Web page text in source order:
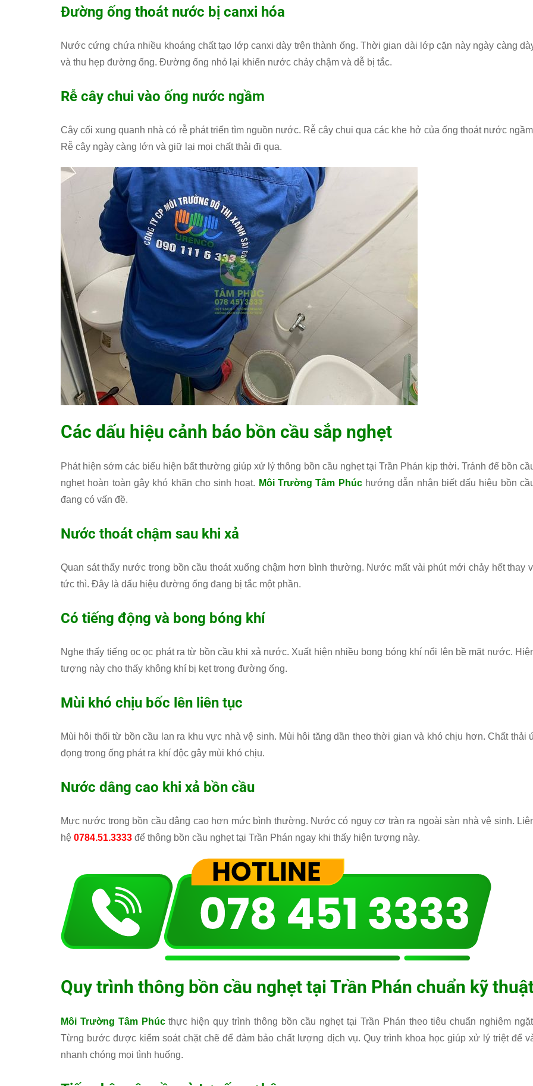
Đường ống thoát nước bị canxi hóa
Nước cứng chứa nhiều khoáng chất tạo lớp canxi dày trên thành ống. Thời gian dài lớp cặn này ngày càng
và thu hẹp đường ống. Đường ống nhỏ lại khiến nước chảy chậm và dễ bị tắc.
Rễ cây chui vào ống nước ngầm
Cây cối xung quanh nhà có rễ phát triển tìm nguồn nước. Rễ cây chui qua các khe hở của ống thoát nước
Rễ cây ngày càng lớn và giữ lại mọi chất thải đi qua.
Các dấu hiệu cảnh báo bồn cầu sắp nghẹt
Phát hiện sớm các biểu hiện bất thường giúp xử lý thông bồn cầu nghẹt tại Trần Phán kịp thời. Tránh để bồn
nghẹt hoàn toàn gây khó khăn cho sinh hoạt. Môi Trường Tâm Phúchướng dẫn nhận biết dấu hiệu bồn
đang có vấn đề.
Nước thoát chậm sau khi xả
Quan sát thấy nước trong bồn cầu thoát xuống chậm hơn bình thường. Nước mất vài phút mới chảy hết thay
tức thì. Đây là dấu hiệu đường ống đang bị tắc một phần.
Có tiếng động và bong bóng khí
Nghe thấy tiếng ọc ọc phát ra từ bồn cầu khi xả nước. Xuất hiện nhiều bong bóng khí nổi lên bề mặt nước.
tượng này cho thấy không khí bị kẹt trong đường ống.
Mùi khó chịu bốc lên liên tục
Mùi hôi thối từ bồn cầu lan ra khu vực nhà vệ sinh. Mùi hôi tăng dần theo thời gian và khó chịu hơn. Chất thải
đọng trong ống phát ra khí độc gây mùi khó chịu.
Nước dâng cao khi xả bồn cầu
Mực nước trong bồn cầu dâng cao hơn mức bình thường. Nước có nguy cơ tràn ra ngoài sàn nhà vệ sinh.
hệ 0784.51.3333 để thông bồn cầu nghẹt tại Trần Phán ngay khi thấy hiện tượng này.
Quy trình thông bồn cầu nghẹt tại Trần Phán chuẩn kỹ
Môi Trường Tâm Phúcthực hiện quy trình thông bồn cầu nghẹt tại Trần Phán theo tiêu chuẩn nghiêm
Từng bước được kiểm soát chặt chẽ để đảm bảo chất lượng dịch vụ. Quy trình khoa học giúp xử lý triệt để
nhanh chóng mọi tình huống.